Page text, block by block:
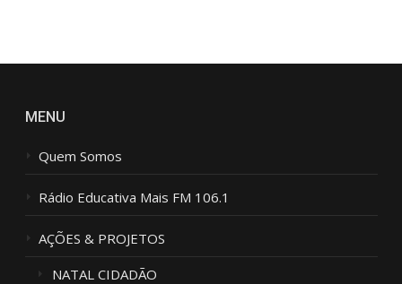
MENU
Quem Somos
Rádio Educativa Mais FM 106.1
AÇÕES & PROJETOS
NATAL CIDADÃO